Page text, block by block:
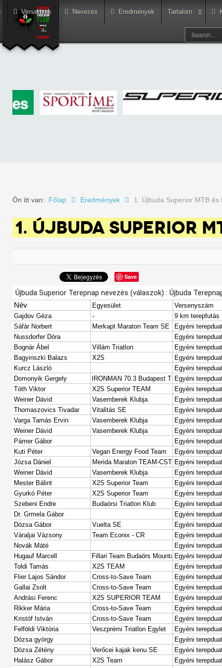
Versenyek Nevezés Eredmények Tartalom
Ön itt van: Főlap Eredmények 1. Újbuda Superior MTB
1. ÚJBUDA SUPERIOR
Save